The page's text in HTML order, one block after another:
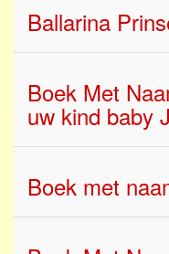
Ballarina
Boek Met
uw kind baby
Boek met